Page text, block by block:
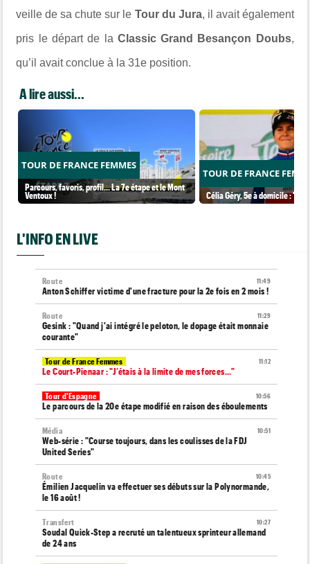
veille de sa chute sur le Tour du Jura, il avait également
pris le départ de la Classic Grand Besançon Doubs,
qu’il avait conclue à la 31e position.
A lire aussi...
TOUR DE FRANCE FEMMES
Parcours, favoris, profil… La 7e étape et le Mont
Ventoux !
TOUR DE FRANCE
Célia Géry, 5e à domicile :
L'INFO EN LIVE
11:49
Route
Anton Schiffer victime d'une fracture pour la 2e fois en 2 mois !
11:29
Route
Gesink : "Quand j'ai intégré le peloton, le dopage était monnaie
courante"
11:12
Tour de France Femmes
Le Court-Pienaar : "J’étais à la limite de mes forces..."
10:56
Tour d'Espagne
Le parcours de la 20e étape modifié en raison des éboulements
10:51
Média
Web-série : "Course toujours, dans les coulisses de la FDJ
United Series"
10:45
Route
Émilien Jacquelin va effectuer ses débuts sur la Polynormande,
le 16 août !
10:27
Transfert
Soudal Quick-Step a recruté un talentueux sprinteur allemand
de 24 ans